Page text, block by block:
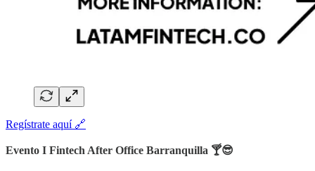
Regístrate aquí 🔗
Evento I Fintech After Office Barranquilla 🍸😎